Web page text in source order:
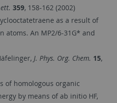
359, 158-162 (2002)
as a result of
atoms. An MP2/6-31G* and
J. Phys. Org. Chem. 15,
of homologous organic
by means of ab initio HF,